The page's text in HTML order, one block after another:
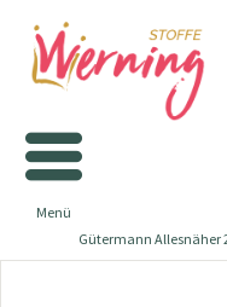
Menü
Gütermann Allesnäher